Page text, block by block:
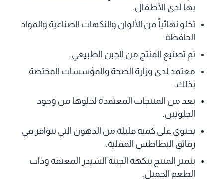
بها لدى الأطفال.
تخلو نهائياً من الألوان والنكهات الصناعية والمواد
الحافظة.
تم تصنيع المنتج من الجبن الطبيعي .
معتمد لدى وزارة الصحة والمؤسسات المختصة
بذلك.
يعد من المنتجات المعتمدة لخلوها من وجود
الجلوتين.
يحتوي على كمية قليلة من الدهون التي تتوافر في
رقائق البطاطس المقلية.
يتميز المنتج بنكهة الجبنة الشيدر المعتقة وذات
الطعم الجميل.